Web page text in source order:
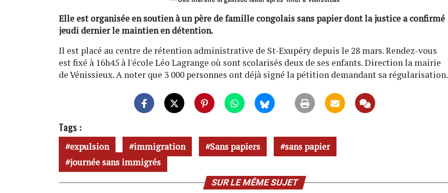
Elle est organisée en soutien à un père de famille congolais sans papier dont la justice a confirmé
jeudi dernier le maintien en détention.
Il est placé au centre de rétention administrative de St-Exupéry depuis le 28 mars. Rendez-vous
est fixé à 16h45 à l'école Léo Lagrange où sont scolarisés deux de ses enfants. Direction la mairie
de Vénissieux. A noter que 3 000 personnes ont déjà signé la pétition demandant sa régularisation.
Tags :
expulsion immigration Sans papiers
sans papier
journée sans immigrés
SUR LE MÊME SUJET